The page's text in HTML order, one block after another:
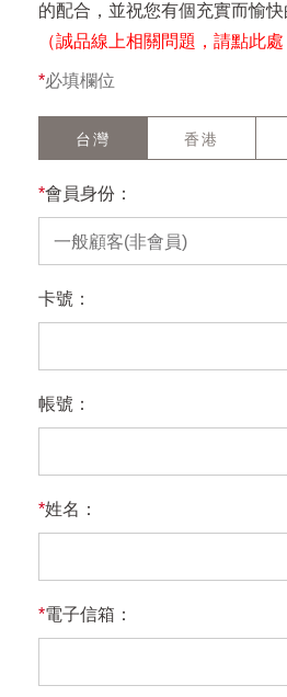
的配合，並祝您有個充實而愉快
（誠品線上相關問題，請點此處
*必填欄位
台灣 香港
*會員身份：
一般顧客(非會員)
卡號：
帳號：
*姓名：
*電子信箱：